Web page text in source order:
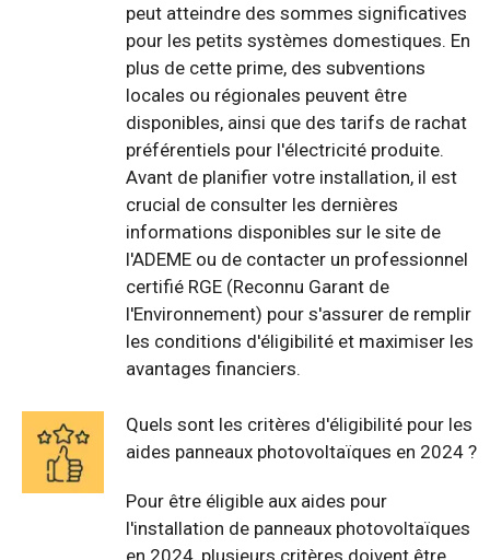
peut atteindre des sommes significatives
pour les petits systèmes domestiques. En
plus de cette prime, des subventions
locales ou régionales peuvent être
disponibles, ainsi que des tarifs de rachat
préférentiels pour l'électricité produite.
Avant de planifier votre installation, il est
crucial de consulter les dernières
informations disponibles sur le site de
l'ADEME ou de contacter un professionnel
certifié RGE (Reconnu Garant de
l'Environnement) pour s'assurer de remplir
les conditions d'éligibilité et maximiser les
avantages financiers.
Quels sont les critères d'éligibilité pour les
aides panneaux photovoltaïques en 2024 ?
Pour être éligible aux aides pour
l'installation de panneaux photovoltaïques
en 2024, plusieurs critères doivent être